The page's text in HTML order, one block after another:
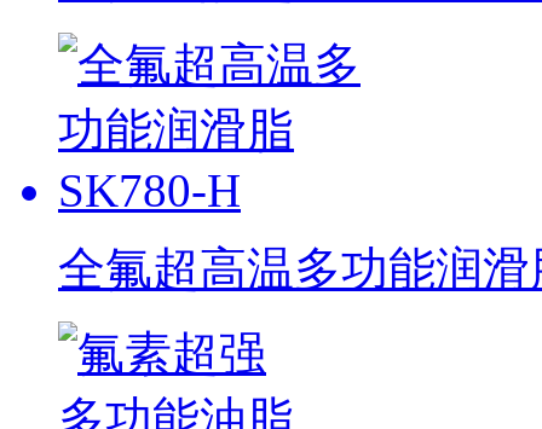
全氟超高温多功能润滑